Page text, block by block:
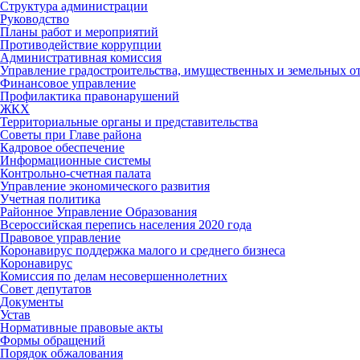
Структура администрации
Руководство
Планы работ и мероприятий
Противодействие коррупции
Административная комиссия
Управление градостроительства, имущественных и земельных
Финансовое управление
Профилактика правонарушений
ЖКХ
Территориальные органы и представительства
Советы при Главе района
Кадровое обеспечение
Информационные системы
Контрольно-счетная палата
Управление экономического развития
Учетная политика
Районное Управление Образования
Всероссийская перепись населения 2020 года
Правовое управление
Коронавирус поддержка малого и среднего бизнеса
Коронавирус
Комиссия по делам несовершеннолетних
Совет депутатов
Документы
Устав
Нормативные правовые акты
Формы обращений
Порядок обжалования